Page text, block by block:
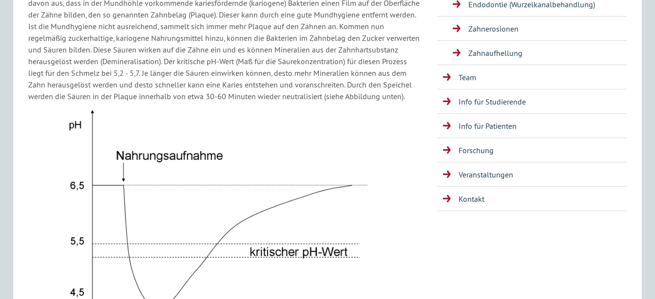
davon aus, dass in der Mundhöhle vorkommende kariesfördernde (kariogene) Bakterien einen Film auf der Oberfläche
der Zähne bilden, den so genannten Zahnbelag (Plaque). Dieser kann durch eine gute Mundhygiene entfernt werden.
Ist die Mundhygiene nicht ausreichend, sammelt sich immer mehr Plaque auf den Zähnen an. Kommen nun
regelmäßig zuckerhaltige, kariogene Nahrungsmittel hinzu, können die Bakterien im Zahnbelag den Zucker verwerten
und Säuren bilden. Diese Säuren wirken auf die Zähne ein und es können Mineralien aus der Zahnhartsubstanz
herausgelöst werden (Demineralisation). Der kritische pH-Wert (Maß für die Säurekonzentration) für diesen Prozess
liegt für den Schmelz bei 5,2 - 5,7. Je länger die Säuren einwirken können, desto mehr Mineralien können aus dem
Zahn herausgelöst werden und desto schneller kann eine Karies entstehen und voranschreiten. Durch den Speichel
werden die Säuren in der Plaque innerhalb von etwa 30-60 Minuten wieder neutralisiert (siehe Abbildung unten).
Endodontie (Wurzelkanalbehandlung)
Zahnerosionen
Zahnaufhellung
Team
Info für Studierende
Info für Patienten
Forschung
Veranstaltungen
Kontakt